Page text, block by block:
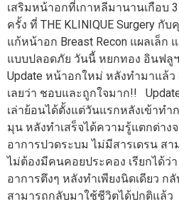
เสริมหน้าอกที่เกาหลีมานานเกือบ
ครั้ง ที่ THE KLINIQUE Surgery
แก้หน้าอก Breast Recon แผลเล็ก
แบบปลอดภัย วันนี้ หยกทอง อินฟลู
Update หน้าอกใหม่ หลังทำมาแล้ว
เลยว่า ชอบและถูกใจมาก!!
เล่าย้อนได้ตั้งแต่วันแรกหลังเข้าท
มุน หลังทำเสร็จได้ความรู้แตกต่า
อาการปวดระบม ไม่มีสารเดรน ส
ไม่ต้องมีคนคอยประคอง เรียกได้ว่
อาการตึงๆ หลังทำเพียงนิดเดียว
สามารถกลับมาใช้ชีวิตได้ปกติแล้ว